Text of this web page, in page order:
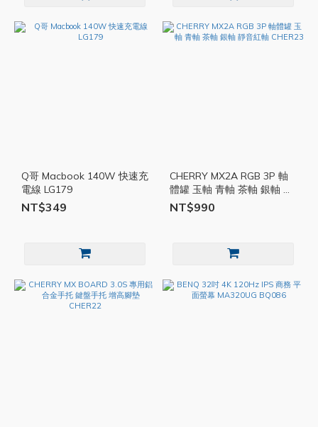
Q哥 Macbook 140W 快速充
電線 LG179
NT$349
CHERRY MX2A RGB 3P 軸
體罐 玉軸 青軸 茶軸 銀軸 靜
音紅軸 CHER23
NT$990